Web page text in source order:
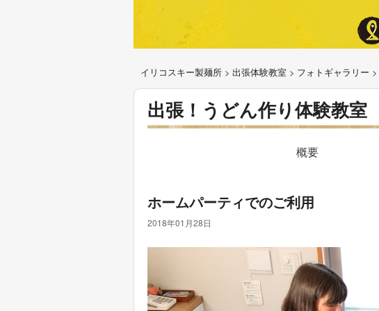
イリコスキー製麺所 > 出張体験教室 > フォトギャラリー >
出張！うどん作り体験教室
概要
ホームパーティでのご利用
2018年01月28日